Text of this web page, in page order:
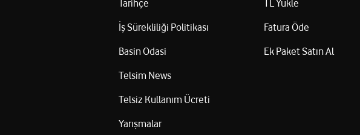
Tarihçe
İş Sürekliliği Politikası
Basin Odasi
Telsim News
Telsiz Kullanım Ücreti
Yarışmalar
TL Yükle
Fatura Öde
Ek Paket Satın Al